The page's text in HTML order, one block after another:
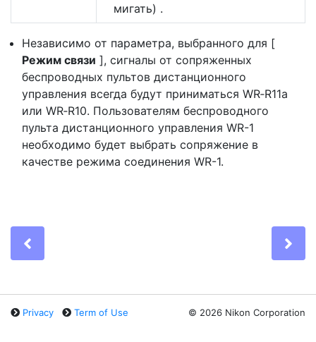
мигать) .
Независимо от параметра, выбранного для [
Режим связи ], сигналы от сопряженных
беспроводных пультов дистанционного
управления всегда будут приниматься WR‑R11a
или WR‑R10. Пользователям беспроводного
пульта дистанционного управления WR-1
необходимо будет выбрать сопряжение в
качестве режима соединения WR-1.
Privacy Term of Use © 2026 Nikon Corporation